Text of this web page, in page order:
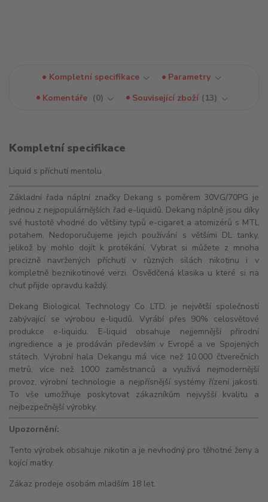
Kompletní specifikace
Parametry
Komentáře
0 Související zboží 13
Kompletní specifikace
Liquid s příchutí mentolu
Základní řada náplní značky Dekang s poměrem 30VG/70PG je
jednou z nejpopulárnějších řad e-liquidů. Dekang náplně jsou díky
své hustotě vhodné do většiny typů e-cigaret a atomizérů s MTL
potahem. Nedoporučujeme jejich používání s většími DLtanky,
jelikož by mohlo dojít k protékání. Vybrat si můžete z mnoha
precizně navržených příchutí v různých silách nikotinu i v
kompletně beznikotinové verzi. Osvědčená klasika u které si na
chuť přijde opravdu každý.
Dekang Biological Technology Co LTD. je největší společností
zabývající se výrobou e-liqudů. Vyrábí přes 90% celosvětové
produkce e-liquidu. E-liquid obsahuje nejjemnější přírodní
ingredience a je prodáván především v Evropě a ve Spojených
státech. Výrobní hala Dekangu má více než 10.000 čtverečních
metrů, více než 1000 zaměstnanců a využívá nejmodernější
provoz, výrobní technologie a nejpřísnější systémy řízení jakosti.
To vše umožňuje poskytovat zákazníkům nejvyšší kvalitu a
nejbezpečnější výrobky.
Upozornění:
Tento výrobek obsahuje nikotin a je nevhodný pro těhotné ženy a
kojící matky.
Zákaz prodeje osobám mladším 18 let.